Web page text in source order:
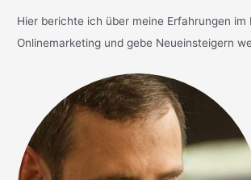
Hier berichte ich über meine Erfahrungen im
Onlinemarketing und gebe Neueinsteigern